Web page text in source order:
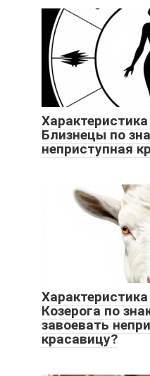
Близнецы по
неприступная
Козерога по
завоевать
красавицу?